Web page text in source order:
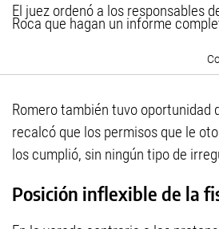
El juez ordenó a los responsables
Roca que hagan un informe
Romero también tuvo oportunidad
recalcó que los permisos que le
los cumplió, sin ningún tipo de
Posición inflexible de la